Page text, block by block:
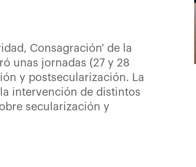
Consagración' de la
unas jornadas (27 y 28
y postsecularización. La
intervención de distintos
secularización y